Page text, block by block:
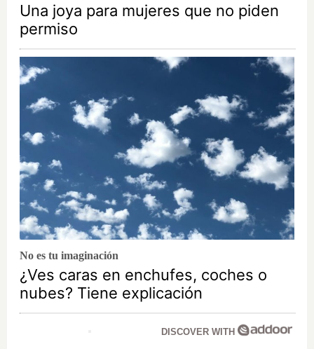
Una joya para mujeres que no piden
permiso
No es tu imaginación
¿Ves caras en enchufes, coches o
nubes? Tiene explicación
DISCOVER WITH